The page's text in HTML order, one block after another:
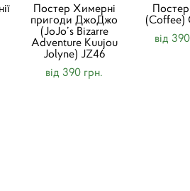
Постер Химерні
пригоди ДжоДжо
(JoJo’s Bizarre
Adventure Kuujou
Jolyne) JZ46
від 390 грн.
(Coffee)
від